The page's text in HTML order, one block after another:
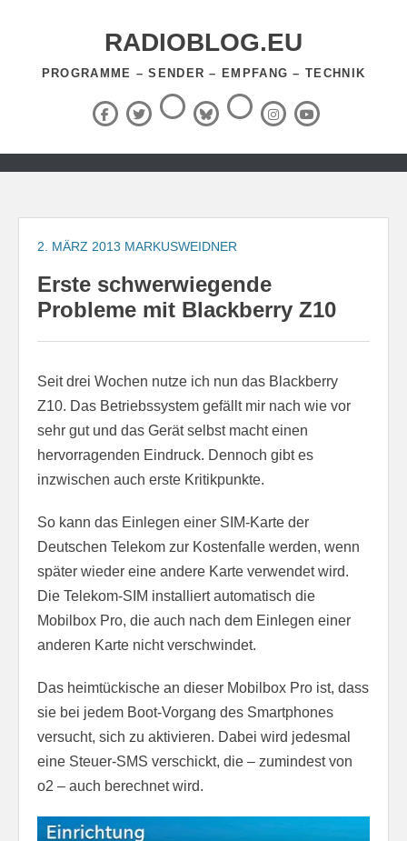
RADIOBLOG.EU
PROGRAMME – SENDER – EMPFANG – TECHNIK
Facebook
X
(Twitter)
ThreadsBlueSky
RSS-
Feed InstagramYouTube
Zum
springen
2. MÄRZ 2013 MARKUSWEIDNER
Erste schwerwiegende
Probleme mit Blackberry Z10
Seit drei Wochen nutze ich nun das Blackberry
Z10. Das Betriebssystem gefällt mir nach wie vor
sehr gut und das Gerät selbst macht einen
hervorragenden Eindruck. Dennoch gibt es
inzwischen auch erste Kritikpunkte.
So kann das Einlegen einer SIM-Karte der
Deutschen Telekom zur Kostenfalle werden, wenn
später wieder eine andere Karte verwendet wird.
Die Telekom-SIM installiert automatisch die
Mobilbox Pro, die auch nach dem Einlegen einer
anderen Karte nicht verschwindet.
Das heimtückische an dieser Mobilbox Pro ist, dass
sie bei jedem Boot-Vorgang des Smartphones
versucht, sich zu aktivieren. Dabei wird jedesmal
eine Steuer-SMS verschickt, die – zumindest von
o2 – auch berechnet wird.